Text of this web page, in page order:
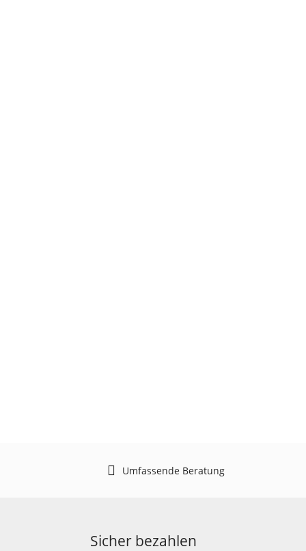
Umfassende Beratung
Sicher bezahlen